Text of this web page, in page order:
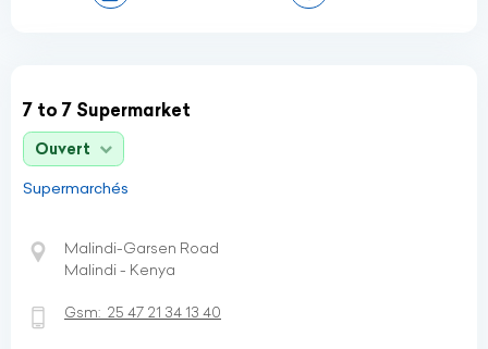
7 to 7 Supermarket
Ouvert
Supermarchés
Malindi-Garsen Road
Malindi - Kenya
Gsm: 25 47 21 34 13 40